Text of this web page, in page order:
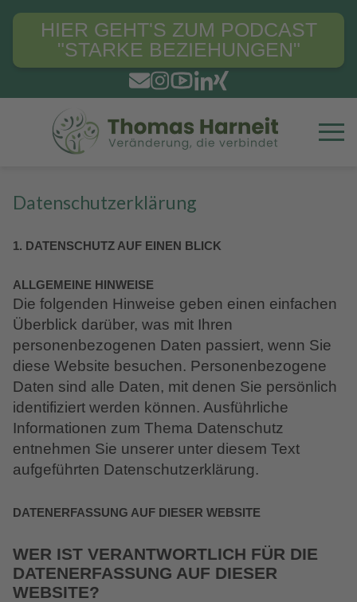
HIER GEHT'S ZUM PODCAST
"STARKE BEZIEHUNGEN"
Datenschutz­erklärung
1. DATENSCHUTZ AUF EINEN BLICK
ALLGEMEINE HINWEISE
Die folgenden Hinweise geben einen einfachen
Überblick darüber, was mit Ihren
personenbezogenen Daten passiert, wenn Sie
diese Website besuchen. Personenbezogene
Daten sind alle Daten, mit denen Sie persönlich
identifiziert werden können. Ausführliche
Informationen zum Thema Datenschutz
entnehmen Sie unserer unter diesem Text
aufgeführten Datenschutzerklärung.
DATENERFASSUNG AUF DIESER WEBSITE
WER IST VERANTWORTLICH FÜR DIE
DATENERFASSUNG AUF DIESER
WEBSITE?